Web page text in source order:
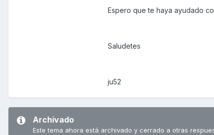
Espero que te haya ayudado
Saludetes
ju52
Archivado
Este tema ahora está archivado y cerrado a otras